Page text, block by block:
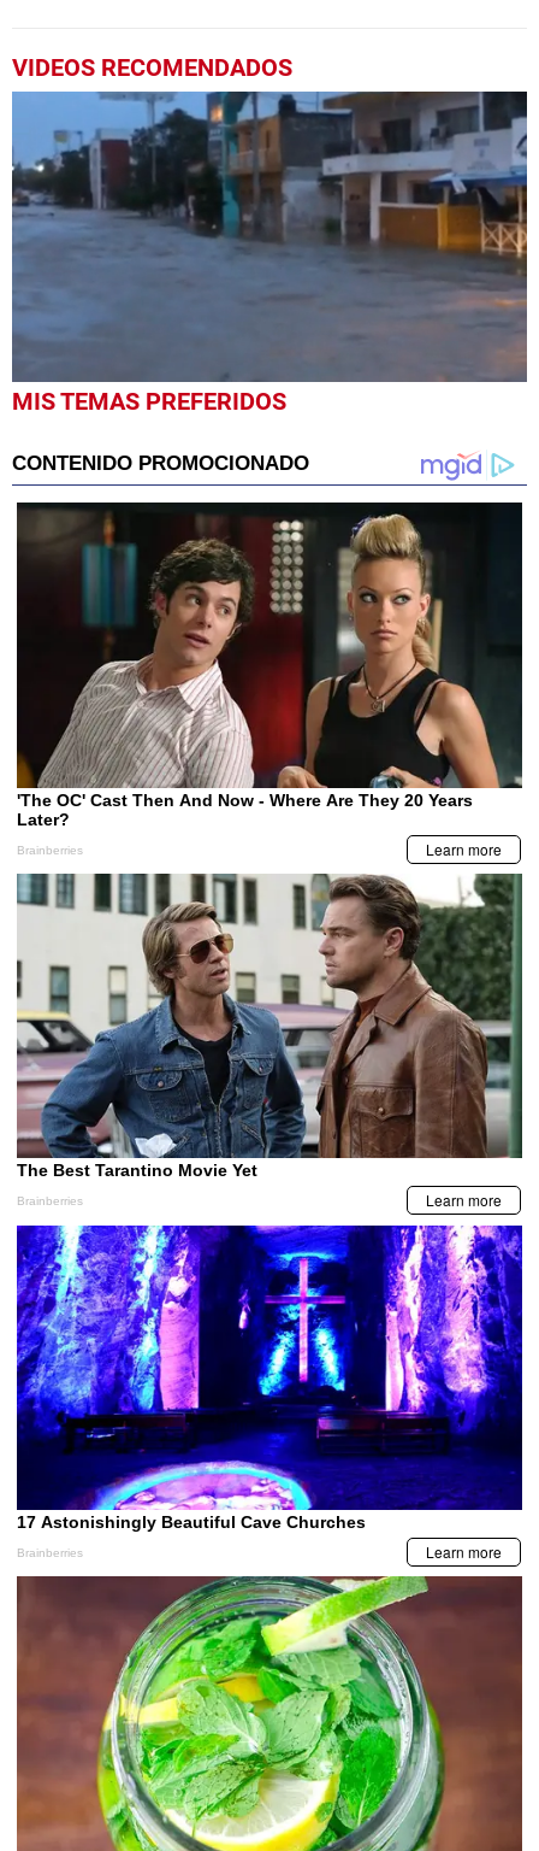
VIDEOS RECOMENDADOS
0
seconds
minute,
5
seconds
MIS TEMAS PREFERIDOS